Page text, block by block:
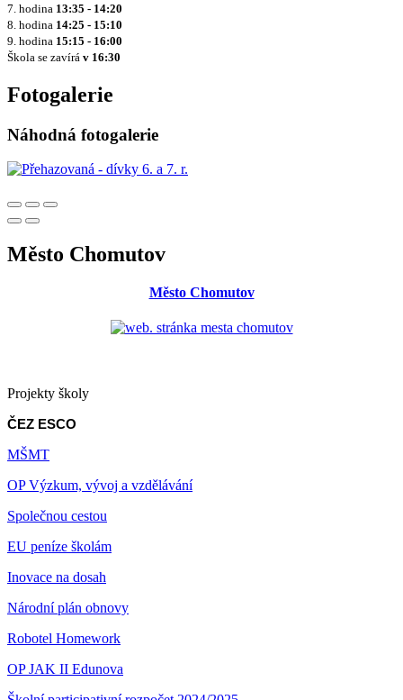
7. hodina 13:35 - 14:20
8. hodina 14:25 - 15:10
9. hodina 15:15 - 16:00
Škola se zavírá v 16:30
Fotogalerie
Náhodná fotogalerie
Město Chomutov
Město Chomutov
Projekty školy
ČEZ ESCO
MŠMT
OP Výzkum, vývoj a vzdělávání
Společnou cestou
EU peníze školám
Inovace na dosah
Národní plán obnovy
Robotel Homework
OP JAK II Edunova